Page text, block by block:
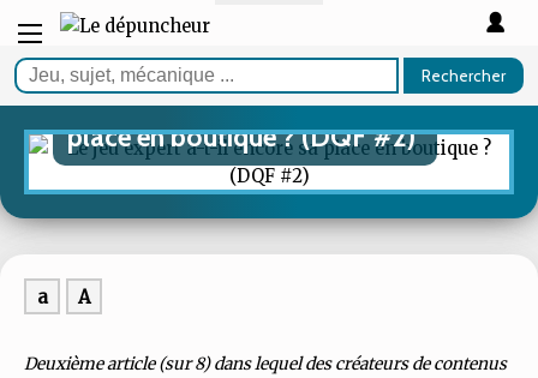
Rechercher
ARTICLE
Le jeu expert a-t-il encore sa
place en boutique ? (DQF #2)
a A
Deuxième article (sur 8) dans lequel des créateurs de contenus